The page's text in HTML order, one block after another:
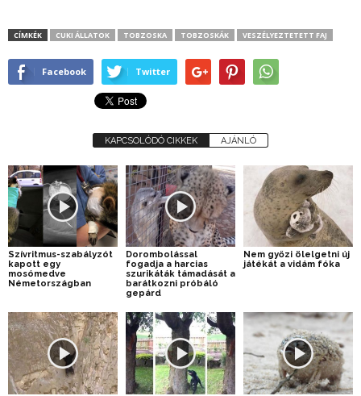
CÍMKÉK CUKI ÁLLATOK TOBZOSKA TOBZOSKÁK VESZÉLYEZTETETT FAJ
Facebook Twitter
KAPCSOLÓDÓ CIKKEK AJÁNLÓ
Szívritmus-szabályzót
kapott egy
mosómedve
Németországban
Dorombolással
fogadja a harcias
szurikáták támadását a
barátkozni próbáló
gepárd
Nem győzi ölelgetni új
játékát a vidám fóka